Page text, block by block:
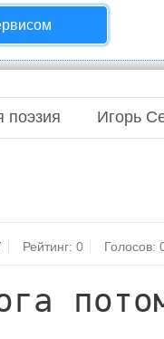
поэзия Игорь
Рейтинг:0 Голосов: